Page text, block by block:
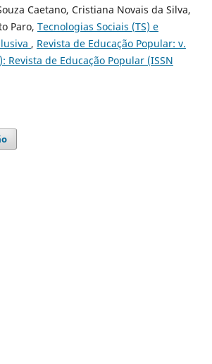
Caetano, Cristiana Novais da Silva,
Paro, Tecnologias Sociais (TS) e
, Revista de Educação Popular: v.
Revista de Educação Popular (ISSN